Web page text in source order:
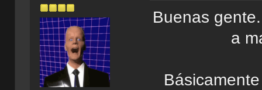
Buenas
a